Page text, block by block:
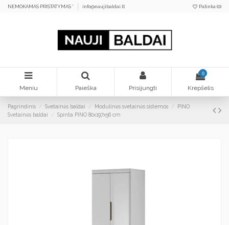
NEMOKAMAS PRISTATYMAS * info@naujibaldai.lt Patinka (0)
Meniu Paieška Prisijungti
0
Krepšelis
Pagrindinis Svetainės baldai Modulinės svetainės sistemos
PINO
Svetainės baldai
Spinta PINO 80x197x56 cm